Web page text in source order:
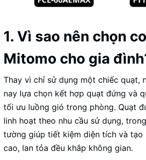
1. Vì sao nên chọn
Mitomo cho gia
Thay vì chỉ sử dụng một chiếc quạt,
nay lựa chọn kết hợp quạt đứng và
tối ưu luồng gió trong phòng. Quạt
linh hoạt theo nhu cầu sử dụng,
tường giúp tiết kiệm diện tích và
cao, lan tỏa đều khắp không gian.